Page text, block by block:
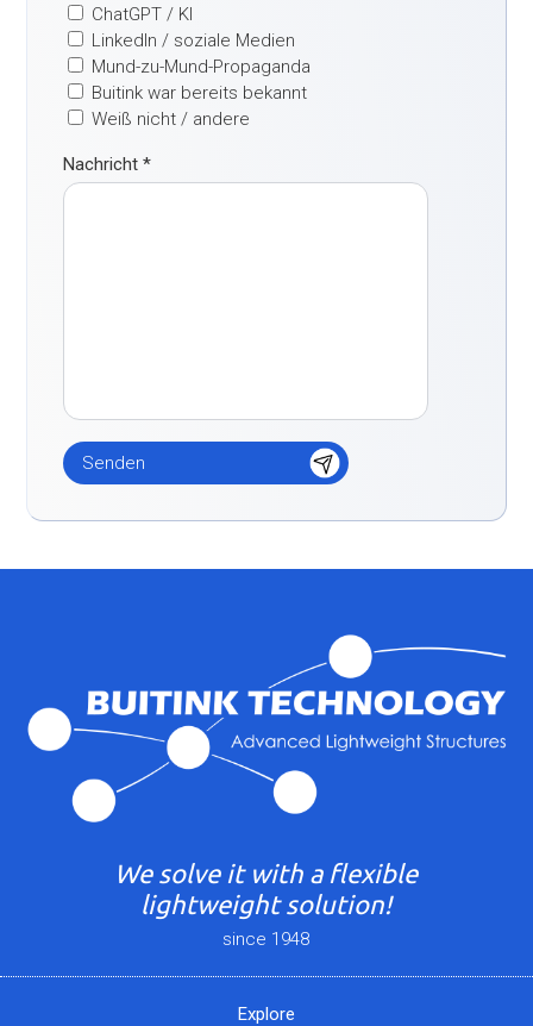
ChatGPT / KI
LinkedIn / soziale Medien
Mund-zu-Mund-Propaganda
Buitink war bereits bekannt
Weiß nicht / andere
Nachricht*
We solve it with a flexible
lightweight solution!
since 1948
Explore